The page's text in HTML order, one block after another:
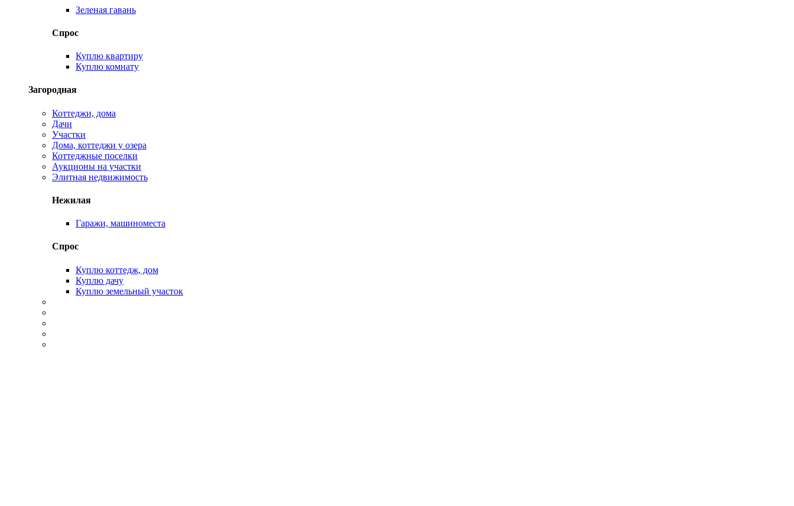
Зеленая гавань
Спрос
Куплю квартиру
Куплю комнату
Загородная
Коттеджи, дома
Дачи
Участки
Дома, коттеджи у озера
Коттеджные поселки
Аукционы на участки
Элитная недвижимость
Нежилая
Гаражи, машиноместа
Спрос
Куплю коттедж, дом
Куплю дачу
Куплю земельный участок